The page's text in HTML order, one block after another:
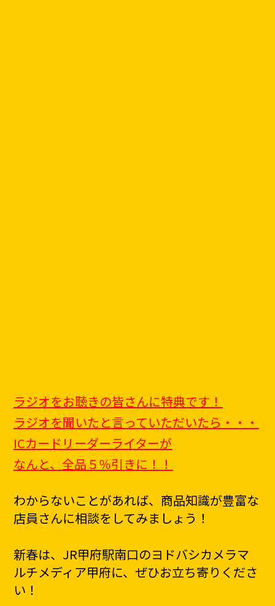
ラジオをお聴きの皆さんに特典です！
ラジオを聞いたと言っていただいたら・・・
ICカードリーダーライターが
なんと、全品５％引きに！！
わからないことがあれば、商品知識が豊富な
店員さんに相談をしてみましょう！
新春は、JR甲府駅南口のヨドバシカメラマ
ルチメディア甲府に、ぜひお立ち寄りくださ
い！